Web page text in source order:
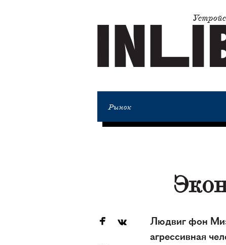
Рынок
Людвиг фон
агрессивная